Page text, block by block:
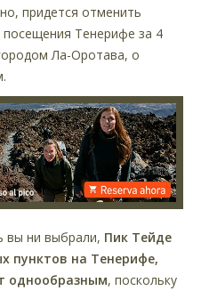
придется отменить
посещения Тенерифе за 4
Ла-Оротава, о
вы ни выбрали, Пик Тейде
пунктов на Тенерифе,
однообразным, поскольку